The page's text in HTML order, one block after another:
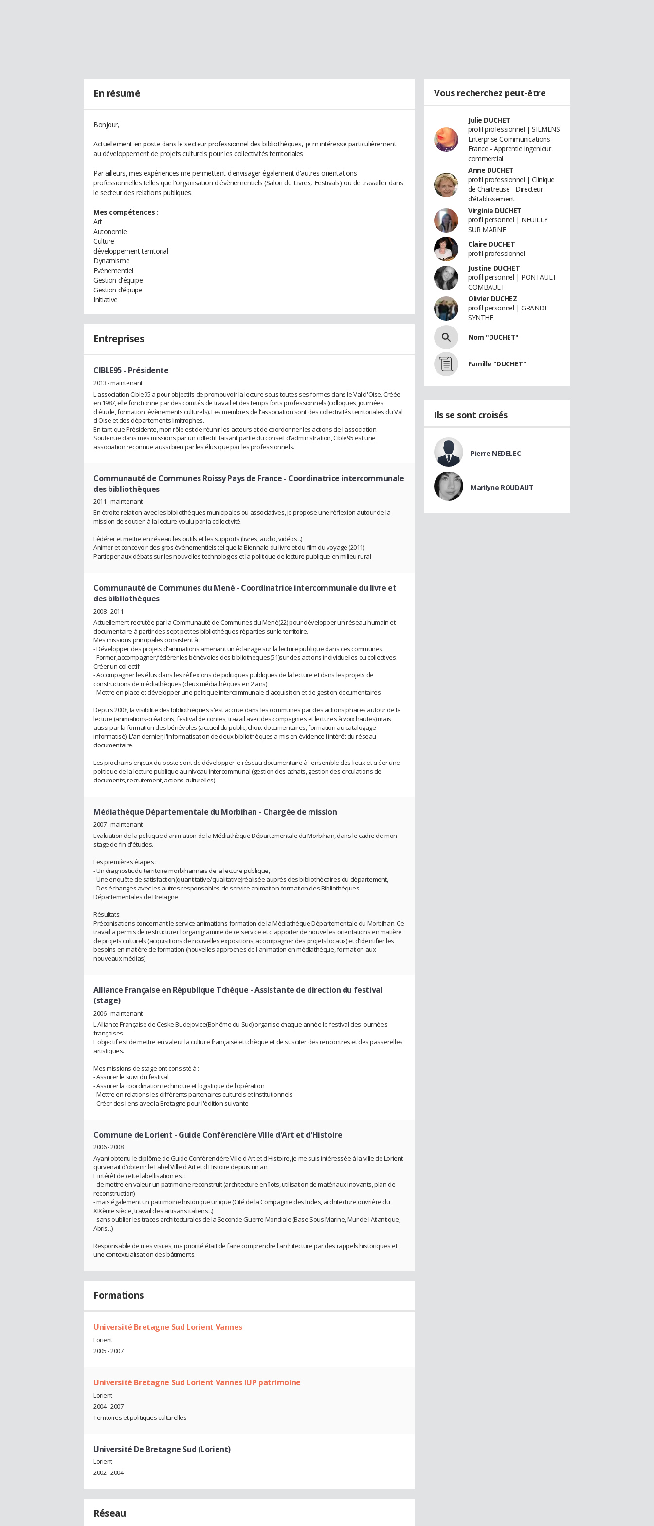
En résumé
Bonjour,
Actuellement en poste dans le secteur professionnel des bibliothèques, je m'intéresse particulièrement
au développement de projets culturels pour les collectivités territoriales
Par ailleurs, mes expériences me permettent d'envisager également d'autres orientations
professionnelles telles que l'organisation d'évènementiels (Salon du Livres, Festivals) ou de travailler dans
le secteur des relations publiques.
Mes compétences :
Art
Autonomie
Culture
développement territorial
Dynamisme
Evénementiel
Gestion d'équipe
Gestion d’équipe
Initiative
Entreprises
CIBLE95 - Présidente
2013 - maintenant
L'association Cible95 a pour objectifs de promouvoir la lecture sous toutes ses formes dans le Val d'Oise. Créée
en 1987, elle fonctionne par des comités de travail et des temps forts professionnels (colloques, journées
d'étude, formation, évènements culturels). Les membres de l'association sont des collectivités territoriales du Val
d'Oise et des départements limitrophes.
En tant que Présidente, mon rôle est de réunir les acteurs et de coordonner les actions de l'association.
Soutenue dans mes missions par un collectif faisant partie du conseil d'administration, Cible95 est une
association reconnue aussi bien par les élus que par les professionnels.
Communauté de Communes Roissy Pays de France - Coordinatrice intercommunale
des bibliothèques
2011 - maintenant
En étroite relation avec les bibliothèques municipales ou associatives, je propose une réflexion autour de la
mission de soutien à la lecture voulu par la collectivité.
Fédérer et mettre en réseau les outils et les supports (livres, audio, vidéos...)
Animer et concevoir des gros évènementiels tel que la Biennale du livre et du film du voyage (2011)
Participer aux débats sur les nouvelles technologies et la politique de lecture publique en milieu rural
Communauté de Communes du Mené - Coordinatrice intercommunale du livre et
des bibliothèques
2008 - 2011
Actuellement recrutée par la Communauté de Communes du Mené(22) pour développer un réseau humain et
documentaire à partir des sept petites bibliothèques réparties sur le territoire.
Mes missions principales consistent à :
- Développer des projets d'animations amenant un éclairage sur la lecture publique dans ces communes.
- Former,accompagner,fédérer les bénévoles des bibliothèques(51)sur des actions individuelles ou collectives.
Créer un collectif
- Accompagner les élus dans les réflexions de politiques publiques de la lecture et dans les projets de
constructions de médiathèques (deux médiathèques en 2 ans)
- Mettre en place et développer une politique intercommunale d'acquisition et de gestion documentaires
Depuis 2008, la visibilité des bibliothèques s'est accrue dans les communes par des actions phares autour de la
lecture (animations-créations, festival de contes, travail avec des compagnies et lectures à voix hautes) mais
aussi par la formation des bénévoles (accueil du public, choix documentaires, formation au catalogage
informatisé). L'an dernier, l'informatisation de deux bibliothèques a mis en évidence l'intérêt du réseau
documentaire.
Les prochains enjeux du poste sont de développer le réseau documentaire à l'ensemble des lieux et créer une
politique de la lecture publique au niveau intercommunal (gestion des achats, gestion des circulations de
documents, recrutement, actions culturelles)
Médiathèque Départementale du Morbihan - Chargée de mission
2007 - maintenant
Evaluation de la politique d'animation de la Médiathèque Départementale du Morbihan, dans le cadre de mon
stage de fin d'études.
Les premières étapes :
- Un diagnostic du territoire morbihannais de la lecture publique,
- Une enquête de satisfaction(quantitative/qualitative)réalisée auprès des bibliothécaires du département,
- Des échanges avec les autres responsables de service animation-formation des Bibliothèques
Départementales de Bretagne
Résultats:
Préconisations concernant le service animations-formation de la Médiathèque Départementale du Morbihan. Ce
travail a permis de restructurer l'organigramme de ce service et d'apporter de nouvelles orientations en matière
de projets culturels (acquisitions de nouvelles expositions, accompagner des projets locaux) et d'identifier les
besoins en matière de formation (nouvelles approches de l'animation en médiathèque, formation aux
nouveaux médias)
Alliance Française en République Tchèque - Assistante de direction du festival
(stage)
2006 - maintenant
L'Alliance Française de Ceske Budejovice(Bohême du Sud) organise chaque année le festival des Journées
françaises.
L'objectif est de mettre en valeur la culture française et tchèque et de susciter des rencontres et des passerelles
artistiques.
Mes missions de stage ont consisté à :
- Assurer le suivi du festival
- Assurer la coordination technique et logistique de l'opération
- Mettre en relations les différents partenaires culturels et institutionnels
- Créer des liens avec la Bretagne pour l'édition suivante
Commune de Lorient - Guide Conférencière Ville d'Art et d'Histoire
2006 - 2008
Ayant obtenu le diplôme de Guide Conférencière Ville d'Art et d'Histoire, je me suis intéressée à la ville de Lorient
qui venait d'obtenir le Label Ville d'Art et d'Histoire depuis un an.
L'intérêt de cette labellisation est :
- de mettre en valeur un patrimoine reconstruit (architecture en îlots, utilisation de matériaux inovants, plan de
reconstruction)
- mais également un patrimoine historique unique (Cité de la Compagnie des Indes, architecture ouvrière du
XIXème siècle, travail des artisans italiens...)
- sans oublier les traces architecturales de la Seconde Guerre Mondiale (Base Sous Marine, Mur de l'Atlantique,
Abris...)
Responsable de mes visites, ma priorité était de faire comprendre l'architecture par des rappels historiques et
une contextualisation des bâtiments.
Formations
Université Bretagne Sud Lorient Vannes
Lorient
2005 - 2007
Université Bretagne Sud Lorient Vannes IUP patrimoine
Lorient
2004 - 2007
Territoires et politiques culturelles
Université De Bretagne Sud (Lorient)
Lorient
2002 - 2004
Réseau
Vous recherchez peut-être
Julie DUCHET
profil professionnel | SIEMENS
Enterprise Communications
France - Apprentie ingenieur
commercial
Anne DUCHET
profil professionnel | Clinique
de Chartreuse - Directeur
d'établissement
Virginie DUCHET
profil personnel | NEUILLY
SUR MARNE
Claire DUCHET
profil professionnel
Justine DUCHET
profil personnel | PONTAULT
COMBAULT
Olivier DUCHEZ
profil personnel | GRANDE
SYNTHE
Nom "DUCHET"
Famille "DUCHET"
Ils se sont croisés
Pierre NEDELEC
Marilyne ROUDAUT